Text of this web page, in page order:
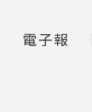
電子報